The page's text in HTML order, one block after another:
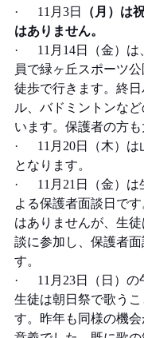
·      11月3日
（月）は
はありません。
·      11月14日（金）
員で緑ヶ丘スポーツ
徒歩で行きます。終
ル、バドミントンな
います。保護者の方も
·      11月20日（木）
となります。
·      11月21日（金）
よる保護者面談日で
はありませんが、生
談に参加し、保護者面
す。
·      11月23日（日）
生徒は朝日祭で歌うこ
す。昨年も同様の機